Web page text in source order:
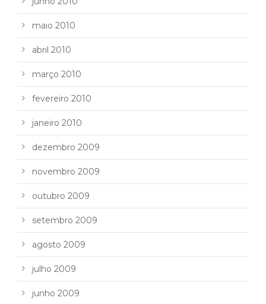
maio 2010
abril 2010
março 2010
fevereiro 2010
janeiro 2010
dezembro 2009
novembro 2009
outubro 2009
setembro 2009
agosto 2009
julho 2009
junho 2009